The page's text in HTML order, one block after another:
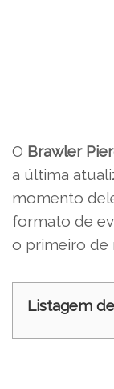
O Brawler
a última
momento
formato de
o primeiro de
Listagem